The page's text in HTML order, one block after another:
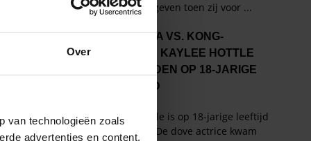
Over
van technologieën zoals
advertenties en content,